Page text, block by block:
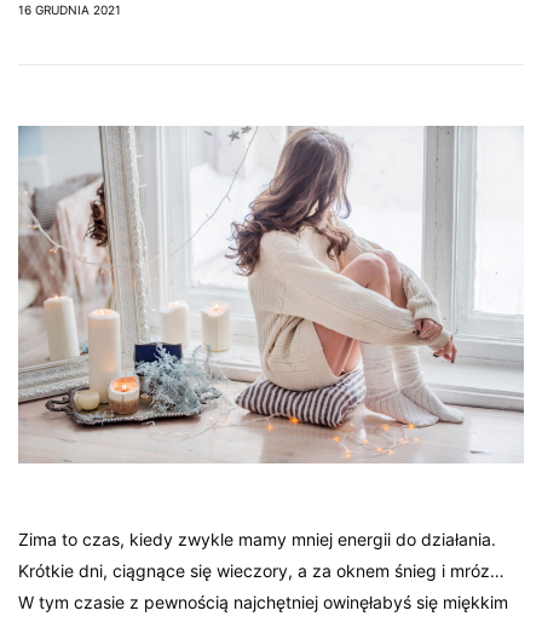
16 GRUDNIA 2021
Zima to czas, kiedy zwykle mamy mniej energii do działania.
Krótkie dni, ciągnące się wieczory, a za oknem śnieg i mróz…
W tym czasie z pewnością najchętniej owinęłabyś się miękkim